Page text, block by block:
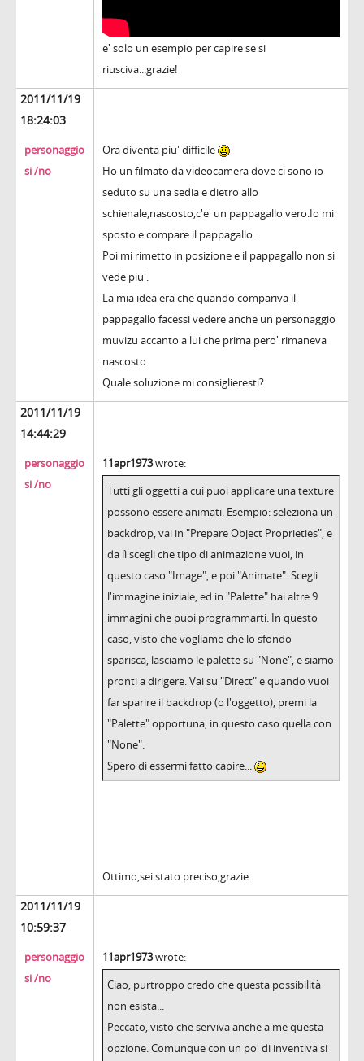
e' solo un esempio per capire se si
riusciva...grazie!
2011/11/19
18:24:03
personaggio
si /no
Ora diventa piu' difficile
Ho un filmato da videocamera dove ci sono io
seduto su una sedia e dietro allo
schienale,nascosto,c'e' un pappagallo vero.Io mi
sposto e compare il pappagallo.
Poi mi rimetto in posizione e il pappagallo non si
vede piu'.
La mia idea era che quando compariva il
pappagallo facessi vedere anche un personaggio
muvizu accanto a lui che prima pero' rimaneva
nascosto.
Quale soluzione mi consiglieresti?
2011/11/19
14:44:29
personaggio
si /no
11apr1973wrote:
Tutti gli oggetti a cui puoi applicare una texture
possono essere animati. Esempio: seleziona un
backdrop, vai in "Prepare Object Proprieties", e
da lì scegli che tipo di animazione vuoi, in
questo caso "Image", e poi "Animate". Scegli
l'immagine iniziale, ed in "Palette" hai altre 9
immagini che puoi programmarti. In questo
caso, visto che vogliamo che lo sfondo
sparisca, lasciamo le palette su "None", e siamo
pronti a dirigere. Vai su "Direct" e quando vuoi
far sparire il backdrop (o l'oggetto), premi la
"Palette" opportuna, in questo caso quella con
"None".
Spero di essermi fatto capire...
Ottimo,sei stato preciso,grazie.
2011/11/19
10:59:37
personaggio
si /no
11apr1973wrote:
Ciao, purtroppo credo che questa possibilità
non esista...
Peccato, visto che serviva anche a me questa
opzione. Comunque con un po' di inventiva si